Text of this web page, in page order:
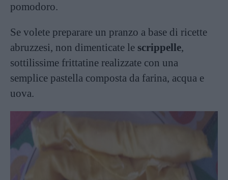
pomodoro.
Se volete preparare un pranzo a base di ricette
abruzzesi, non dimenticate le scrippelle,
sottilissime frittatine realizzate con una
semplice pastella composta da farina, acqua e
uova.